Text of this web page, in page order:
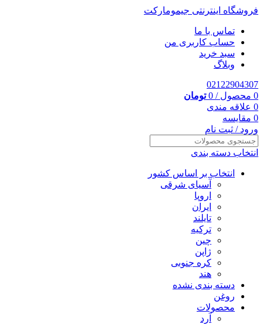
فروشگاه اینترنتی جیمومارکت
تماس با ما
حساب کاربری من
سبد خرید
وبلاگ
02122904307
0 محصول /
0 تومان
0 علاقه مندی
0 مقایسه
ورود / ثبت نام
انتخاب دسته بندی
انتخاب بر اساس کشور
آسیای شرقی
اروپا
ایران
تایلند
ترکیه
چین
ژاپن
کره جنوبی
هند
دسته بندی نشده
روغن
محصولات
آرد